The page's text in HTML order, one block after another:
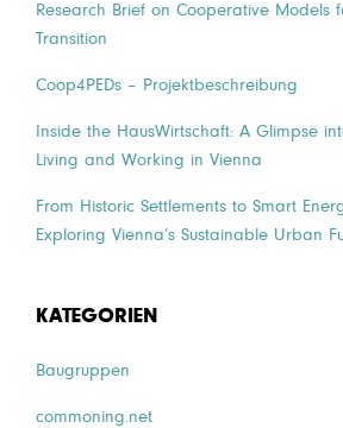
Research Brief on Cooperative Models
Transition
Coop4PEDs – Projektbeschreibung
Inside the HausWirtschaft: A Glimpse
Living and Working in Vienna
From Historic Settlements to Smart
Exploring Vienna’s Sustainable Urban
KATEGORIEN
Baugruppen
commoning.net